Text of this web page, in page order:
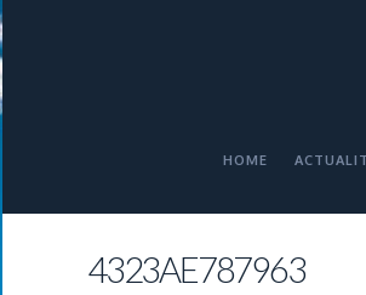
HOME
4323AE787963